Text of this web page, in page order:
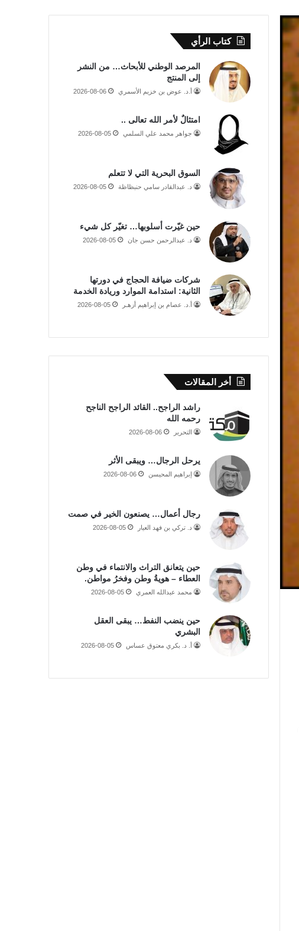
كتاب الرأي
المرصد الوطني للأبحاث… من النشر
إلى المنتج
أ.د. عوض بن خزيم الأسمري 2026-08-06
امتثالٌ لأمر الله تعالى ..
جواهر محمد علي السلمي 2026-08-05
السوق البحرية التي لا تتعلم
د. عبدالقادر سامي حنبظاظة 2026-08-05
حين غيّرت أسلوبها… تغيّر كل شيء
د. عبدالرحمن حسن جان 2026-08-05
شركات ضيافة الحجاج في دورتها
الثانية: استدامة الموارد وريادة الخدمة
أ.د. عصام بن إبراهيم أزهـر 2026-08-05
أخر المقالات
راشد الراجح.. القائد الراجح الناجح
رحمه الله
التحرير 2026-08-06
يرحل الرجال… ويبقى الأثر
إبراهيم المحيسن 2026-08-06
رجال أعمال… يصنعون الخير في صمت
د. تركي بن فهد العيار 2026-08-05
حين يتعانق التراث والانتماء في وطن
العطاء – هويةُ وطن وفخرُ مواطن.
محمد عبدالله العمري 2026-08-05
حين ينضب النفط… يبقى العقل
البشري
أ. د. بكري معتوق عساس 2026-08-05